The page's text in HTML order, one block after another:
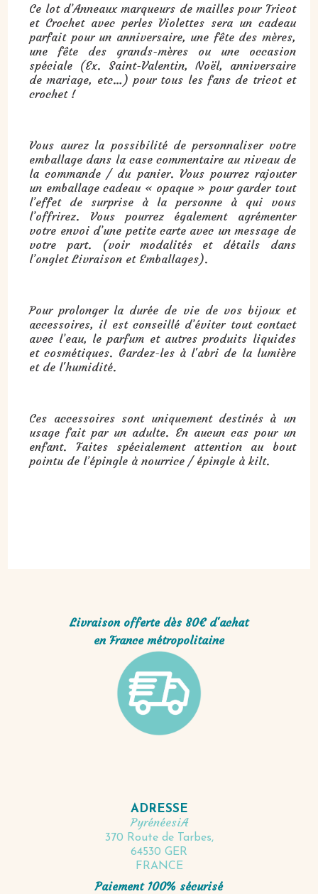
Ce lot d’Anneaux marqueurs de mailles pour Tricot
et Crochet avec perles Violettes sera un cadeau
parfait pour un anniversaire, une fête des mères,
une fête des grands-mères ou une occasion
spéciale (Ex. Saint-Valentin, Noël, anniversaire
de mariage, etc…) pour tous les fans de tricot et
crochet !
Vous aurez la possibilité de personnaliser votre
emballage dans la case commentaire au niveau de
la commande / du panier. Vous pourrez rajouter
un emballage cadeau « opaque » pour garder tout
l’effet de surprise à la personne à qui vous
l’offrirez. Vous pourrez également agrémenter
votre envoi d’une petite carte avec un message de
votre part. (voir modalités et détails dans
l’onglet Livraison et Emballages).
Pour prolonger la durée de vie de vos bijoux et
accessoires, il est conseillé d’éviter tout contact
avec l’eau, le parfum et autres produits liquides
et cosmétiques. Gardez-les à l'abri de la lumière
et de l'humidité.
Ces accessoires sont uniquement destinés à un
usage fait par un adulte. En aucun cas pour un
enfant. Faites spécialement attention au bout
pointu de l’épingle à nourrice / épingle à kilt.
Livraison offerte dès 80€ d'achat
en France métropolitaine
ADRESSE
PyrénéesiA
370 Route de Tarbes,
64530 GER
FRANCE
Paiement 100% sécurisé